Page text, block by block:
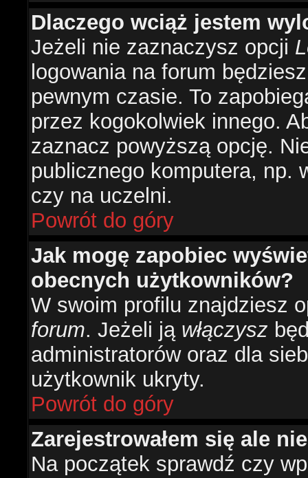
Dlaczego wciąż jestem
Jeżeli nie zaznaczysz opcji
logowania na forum
pewnym czasie. To
przez kogokolwiek innego.
zaznacz powyższą opcję.
publicznego komputera, np.
czy na uczelni.
Powrót do góry
Jak mogę zapobiec
obecnych użytkowników?
W swoim profilu znajdziesz
forum. Jeżeli ją włączysz
administratorów oraz dla
użytkownik ukryty.
Powrót do góry
Zarejestrowałem się ale
Na początek sprawdź czy